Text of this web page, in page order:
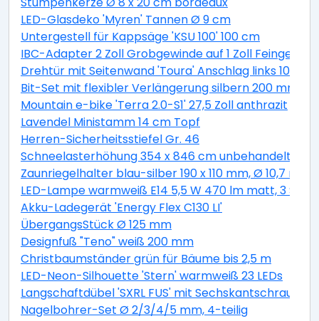
LED-Glasdeko 'Myren' Tannen Ø 9 cm
Untergestell für Kappsäge 'KSU 100' 100 cm
IBC-Adapter 2 Zoll Grobgewinde auf 1 Zoll
Drehtür mit Seitenwand 'Toura' Anschlag links 100 x
Bit-Set mit flexibler Verlängerung silbern 200 mm 11-
Mountain e-bike 'Terra 2.0-S1' 27,5 Zoll anthrazit
Lavendel Ministamm 14 cm Topf
Herren-Sicherheitsstiefel Gr. 46
Schneelasterhöhung 354 x 846 cm unbehandelt 6
Zaunriegelhalter blau-silber 190 x 110 mm, Ø 10,7 mm
LED-Lampe warmweiß E14 5,5 W 470 lm matt, 3
Akku-Ladegerät 'Energy Flex C130 LI'
ÜbergangsStück Ø 125 mm
Designfuß "Teno" weiß 200 mm
Christbaumständer grün für Bäume bis 2,5 m
LED-Neon-Silhouette 'Stern' warmweiß 23 LEDs
Langschaftdübel 'SXRL FUS' mit Sechskantschraube,
Nagelbohrer-Set Ø 2/3/4/5 mm, 4-teilig